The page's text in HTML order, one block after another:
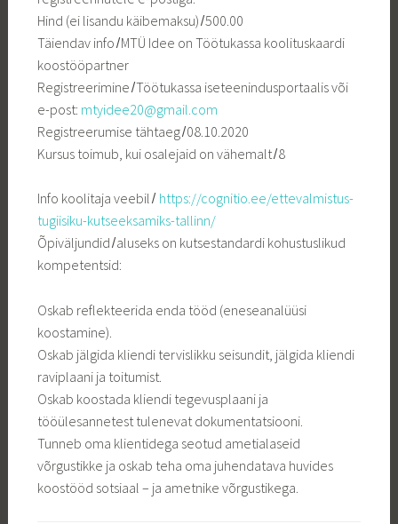
Hind (ei lisandu käibemaksu) ̸ 500.00
Täiendav info ̸ MTÜ Idee on Töötukassa koolituskaardi
koostööpartner
Registreerimine ̸ Töötukassa iseteenindusportaalis või
e-post: mtyidee20@gmail.com
Registreerumise tähtaeg ̸ 08.10.2020
Kursus toimub, kui osalejaid on vähemalt ̸ 8
Info koolitaja veebil ̸ https://cognitio.ee/ettevalmistus-
tugiisiku-kutseeksamiks-tallinn/
Õpiväljundid ̸ aluseks on kutsestandardi kohustuslikud
kompetentsid:
Oskab reflekteerida enda tööd (eneseanalüüsi
koostamine).
Oskab jälgida kliendi tervislikku seisundit, jälgida kliendi
raviplaani ja toitumist.
Oskab koostada kliendi tegevusplaani ja
tööülesannetest tulenevat dokumentatsiooni.
Tunneb oma klientidega seotud ametialaseid
võrgustikke ja oskab teha oma juhendatava huvides
koostööd sotsiaal – ja ametnike võrgustikega.